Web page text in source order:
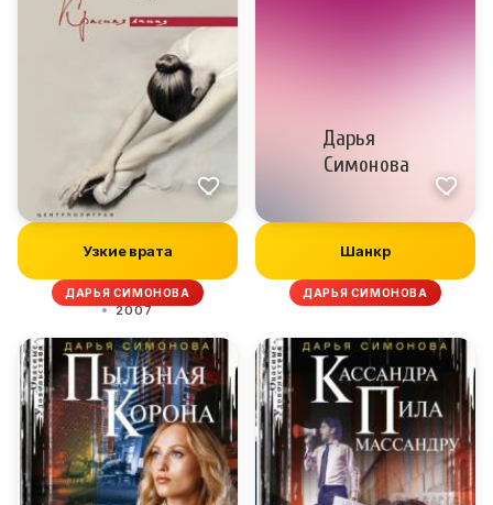
Узкие врата
ДАРЬЯ СИМОНОВА
2007
Шанкр
ДАРЬЯ СИМОНОВА